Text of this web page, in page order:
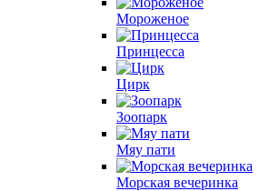
Мороженое
Принцесса
Цирк
Зоопарк
Мяу пати
Морская вечеринка